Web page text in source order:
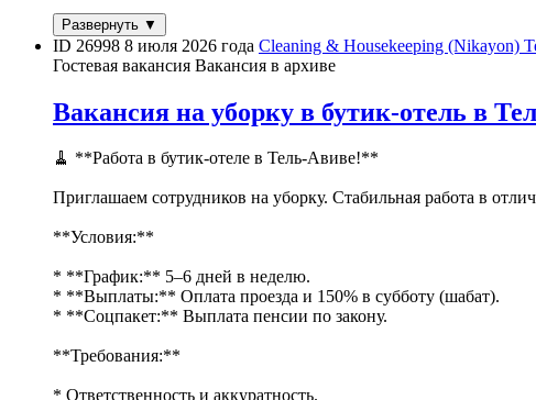
Развернуть ▼
ID 26998 8 июля 2026 года Cleaning & Housekeeping (Nikayon)
Гостевая вакансия Вакансия в архиве
Вакансия на уборку в бутик-отель в
🧹 **Работа в бутик-отеле в Тель-Авиве!**
Приглашаем сотрудников на уборку. Стабильная работа в
**Условия:**
* **График:** 5–6 дней в неделю.
* **Выплаты:** Оплата проезда и 150% в субботу (шабат).
* **Соцпакет:** Выплата пенсии по закону.
**Требования:**
* Ответственность и аккуратность.